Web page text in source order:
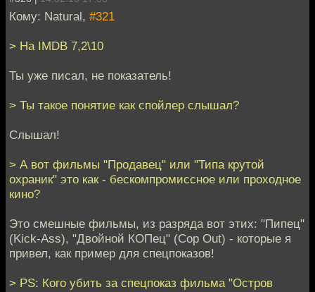
Кому: Natural, #321
> На IMDB 7,2\10
Ты уже писал, не показатель!
> Ты такое понятие как спойлер слышал?
Слышал!
> А вот фильмы "Продавец" или "Типа крутой
охраник" это как - бескомпромиссное или проходное
кино?
Это смешные фильмы, из разряда вот этих: "Пипец"
(Kick-Ass), "Двойной КОПец" (Cop Out) - которые я
привел, как пример для спецпоказов!
> PS: Кого убить за спецпоказ фильма "Остров